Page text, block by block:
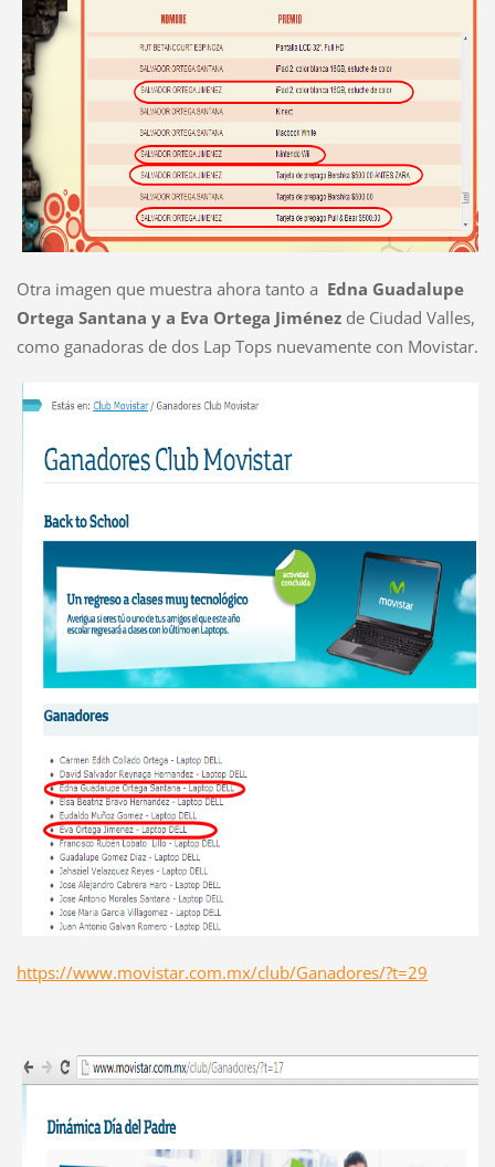
Otra imagen que muestra ahora tanto a Edna Guadalupe
Ortega Santana y a Eva Ortega Jiménezde Ciudad Valles,
como ganadoras de dos Lap Tops nuevamente con Movistar.
https://www.movistar.com.mx/club/Ganadores/?t=29